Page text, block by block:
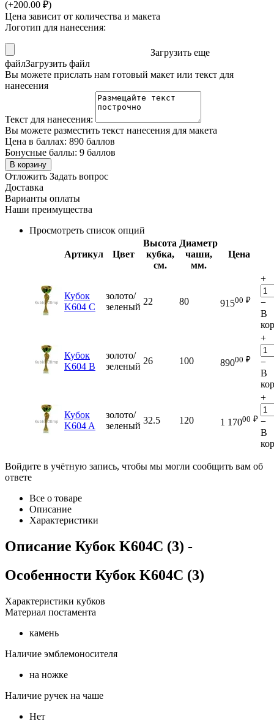
(+200.00 ₽)
Цена зависит от количества и макета
Логотип для нанесения:
Загрузить еще
файлЗагрузить файл
Вы можете прислать нам готовый макет или текст для
нанесения
Текст для нанесения:
Вы можете разместить текст нанесения для макета
Цена в баллах: 890 баллов
Бонусные баллы: 9 баллов
В корзину
Отложить Задать вопрос
Доставка
Варианты оплаты
Наши преимущества
Просмотреть список опций
Артикул Цвет
Высота
кубка,
см.
Диаметр
чаши,
мм.
Цена
Кубок
K604 C
золото/
зеленый
22 80 91500 ₽
+
−
В
Кубок
K604 B
золото/
зеленый
26 100 89000 ₽
+
−
В
Кубок
K604 A
золото/
зеленый
32.5 120 1 17000 ₽
+
−
В
Войдите в учётную запись, чтобы мы могли сообщить вам об
ответе
Все о товаре
Описание
Характеристики
Описание Кубок K604C (3) -
Особенности Кубок K604C (3)
Характеристики кубков
Материал постамента
камень
Наличие эмблемоносителя
на ножке
Наличие ручек на чаше
Нет